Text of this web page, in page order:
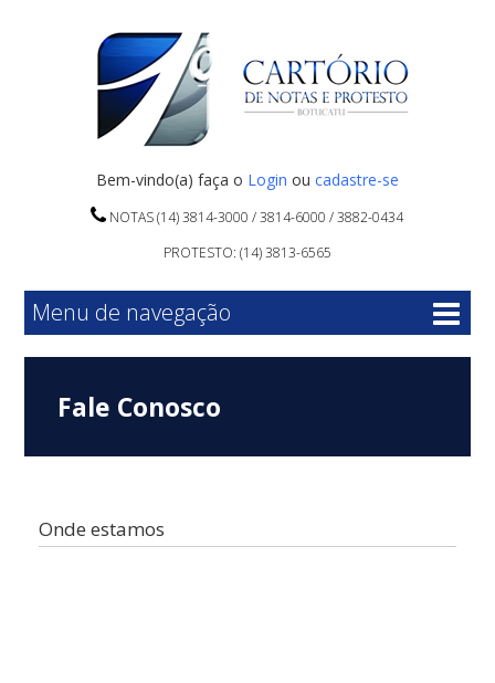
Bem-vindo(a) faça o Login ou cadastre-se
NOTAS (14) 3814-3000 / 3814-6000 / 3882-0434
PROTESTO: (14) 3813-6565
Menu de navegação
Fale Conosco
Onde estamos